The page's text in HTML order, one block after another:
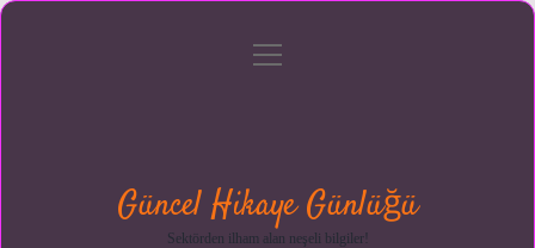
menüyü
Güncel Hikaye Günlüğü
Sektörden ilham alan neşeli bilgiler!